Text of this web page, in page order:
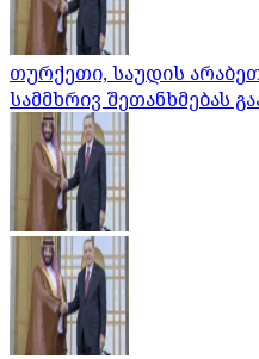
თურქეთი, საუდის
სამმხრივ შეთანხმებას